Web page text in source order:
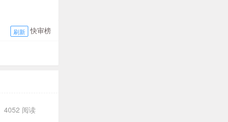
刷新 快审榜
4052 阅读